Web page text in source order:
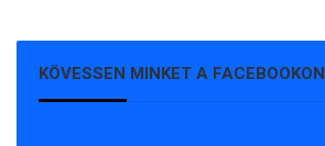
KÖVESSEN MINKET A FACEBOOKON